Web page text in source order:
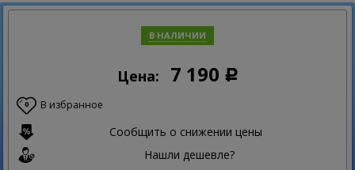
В НАЛИЧИИ
Цена: 7 190 Р
0 В избранное
Сообщить о снижении цены
Нашли дешевле?